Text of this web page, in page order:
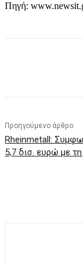
Πηγή:
Προηγούμενο άρθρο
Rheinmetall:
5,7 δισ. ευρώ με